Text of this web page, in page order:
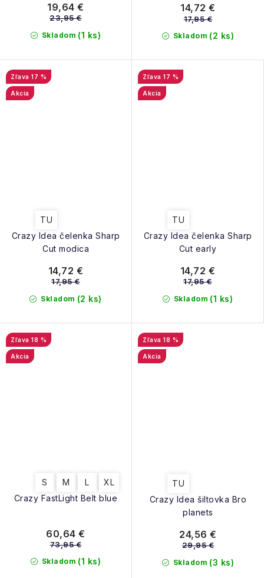
Skladom (1 ks)
19,64 €
23,95 €
Skladom (2 ks)
14,72 €
17,95 €
Crazy Idea čelenka Sharp
Cut modica
17 %
Akcia
TU
Skladom (2 ks)
14,72 €
17,95 €
Crazy Idea čelenka Sharp
Cut early
17 %
Akcia
TU
Skladom (1 ks)
14,72 €
17,95 €
Crazy FastLight Belt blue
18 %
Akcia
S M L XL
Skladom (1 ks)
60,64 €
73,95 €
Crazy Idea šiltovka Bro
planets
18 %
Akcia
TU
Skladom (3 ks)
24,56 €
29,95 €